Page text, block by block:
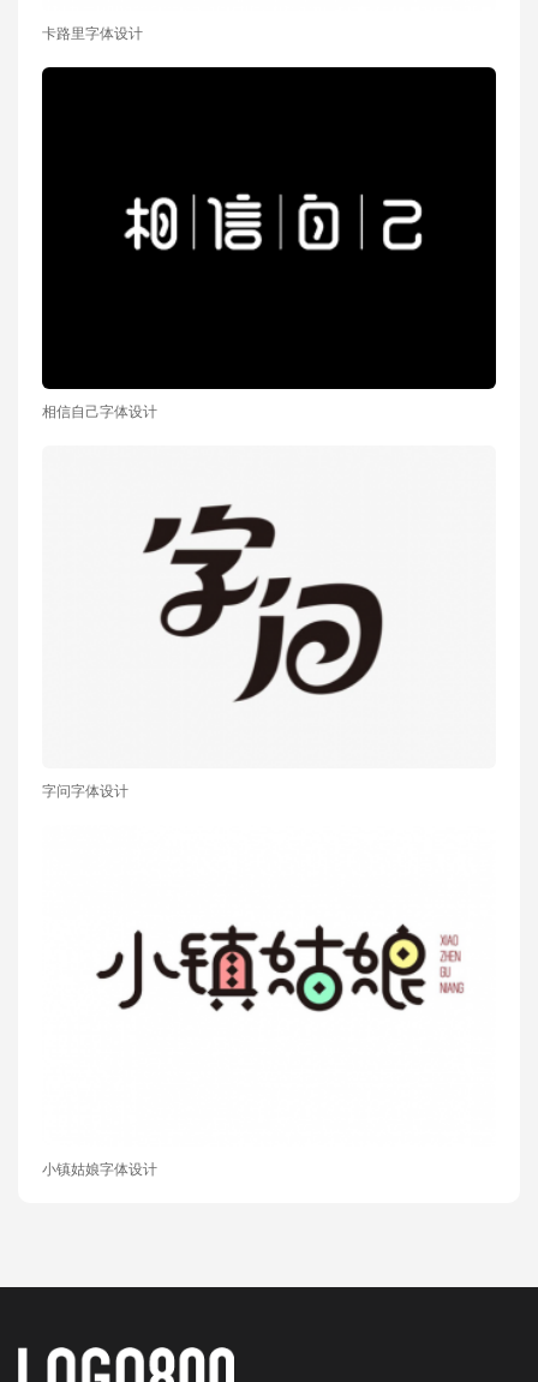
卡路里字体设计
相信自己字体设计
字问字体设计
小镇姑娘字体设计